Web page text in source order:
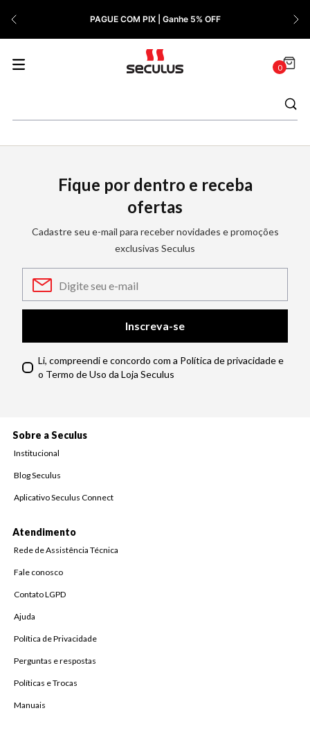
PAGUE COM PIX | Ganhe 5% OFF
0
Fique por dentro e receba
ofertas
Cadastre seu e-mail para receber novidades e promoções
exclusivas Seculus
Inscreva-se
Li, compreendi e concordo com a Política de privacidade e
o Termo de Uso da Loja Seculus
Sobre a Seculus
Institucional
Blog Seculus
Aplicativo Seculus Connect
Atendimento
Rede de Assistência Técnica
Fale conosco
Contato LGPD
Ajuda
Política de Privacidade
Perguntas e respostas
Políticas e Trocas
Manuais
9º